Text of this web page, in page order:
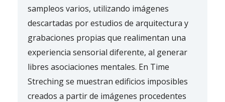
sampleos varios, utilizando imágenes
descartadas por estudios de arquitectura y
grabaciones propias que realimentan una
experiencia sensorial diferente, al generar
libres asociaciones mentales. En Time
Streching se muestran edificios imposibles
creados a partir de imágenes procedentes